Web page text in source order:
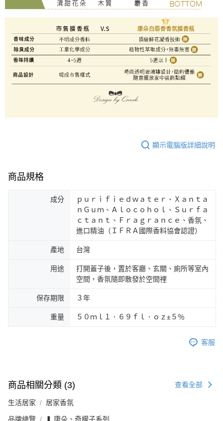
顯示電腦版詳細說明
商品規格
成分
ｐｕｒｉｆｉｅｄｗａｔｅｒ、Ｘａｎｔａ
ｎＧｕｍ、Ａｌｏｃｏｈｏｌ、Ｓｕｒｆａ
ｃｔａｎｔ、Ｆｒａｇｒａｎｃｅ、香氛、
進口精油（ＩＦＲＡ國際香料協會認證）
產地 台灣
用途
打開蓋子後，置於客廳、玄關、廁所等室內
空間，香氛隨即散發於空間裡
保存期限 ３年
重量 ５０ｍｌ１．６９ｆｌ．ｏｚ±５％
客服
商品相關分類 (3) 查看全部
生活居家 居家香氛
品牌總覽 ❚ 康朵、奇檬子系列